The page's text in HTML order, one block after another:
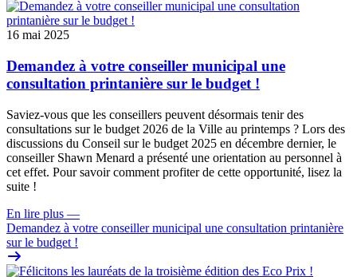
16 mai 2025
Demandez à votre conseiller municipal une
consultation printanière sur le budget !
Saviez-vous que les conseillers peuvent désormais tenir des
consultations sur le budget 2026 de la Ville au printemps ? Lors des
discussions du Conseil sur le budget 2025 en décembre dernier, le
conseiller Shawn Menard a présenté une orientation au personnel à
cet effet. Pour savoir comment profiter de cette opportunité, lisez la
suite !
En lire plus —
Demandez à votre conseiller municipal une consultation printanière
sur le budget !